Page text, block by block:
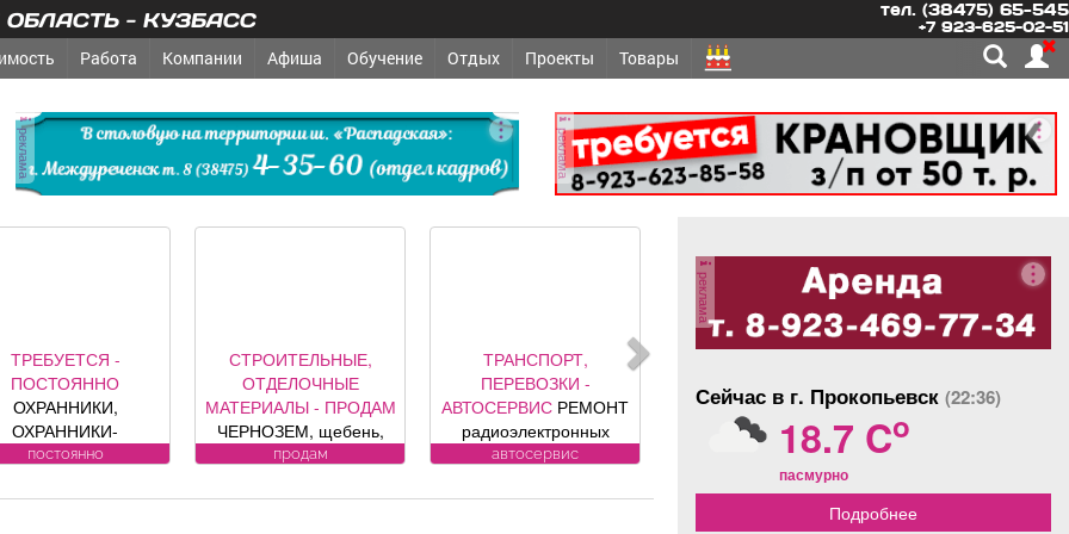
- КУЗБАСС тел. (38475) 65-545
+7 923-625-02-51
Работа Компании Афиша Обучение Отдых Проекты Товары
реклама реклама
ТРЕБУЕТСЯ -
ПОСТОЯННО
ОХРАННИКИ,
ОХРАННИКИ-
Требования
Условия:
постоянно
СТРОИТЕЛЬНЫЕ,
ОТДЕЛОЧНЫЕ
МАТЕРИАЛЫ - ПРОДАМ
ЧЕРНОЗЕМ, щебень,
песок, уголь, торф,
другие под заказ,
продам
ТРАНСПОРТ,
ПЕРЕВОЗКИ -
АВТОСЕРВИС РЕМОНТ
радиоэлектронных
компонентов
контроля, ЭБУ,
автосервис
реклама
Сейчас в г. Прокопьевск (22:36)
18.7 Co
пасмурно
Подробнее